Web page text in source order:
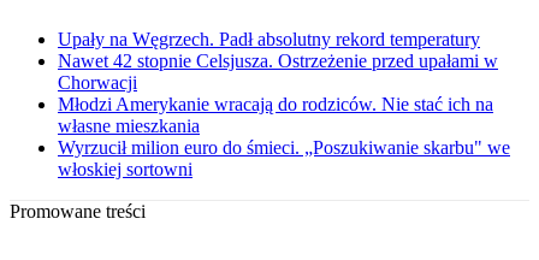
Upały na Węgrzech. Padł absolutny rekord temperatury
Nawet 42 stopnie Celsjusza. Ostrzeżenie przed upałami w
Chorwacji
Młodzi Amerykanie wracają do rodziców. Nie stać ich na
własne mieszkania
Wyrzucił milion euro do śmieci. „Poszukiwanie skarbu" we
włoskiej sortowni
Promowane treści